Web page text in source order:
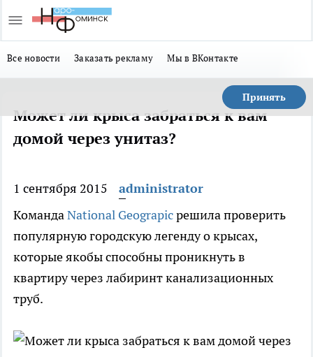
Все новости Заказать рекламу Мы в ВКонтакте
Принять
Может ли крыса забраться к вам
домой через унитаз?
1 сентября 2015
administrator
КомандаNational Geograpicрешила проверить
популярную городскую легенду о крысах,
которые якобы способны проникнуть в
квартиру через лабиринт канализационных
труб.